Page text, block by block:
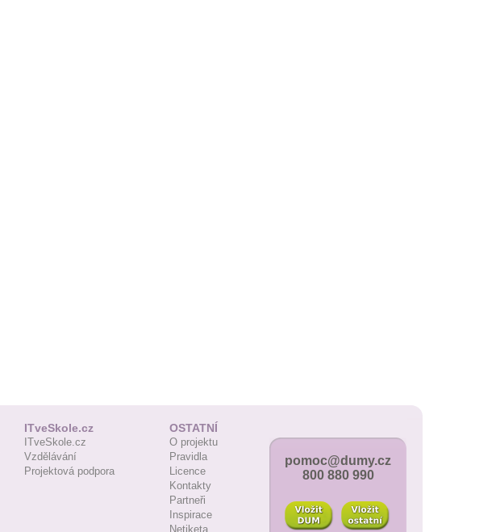
ITveSkole.cz
ITveSkole.cz
Vzdělávání
Projektová podpora
OSTATNÍ
O projektu
Pravidla
Licence
Kontakty
Partneři
Inspirace
Netiketa
pomoc@dumy.cz
800 880 990